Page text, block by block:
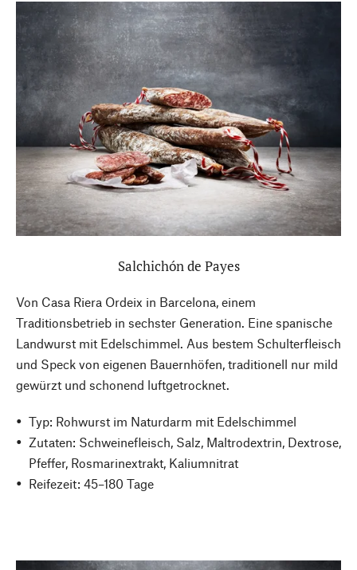
Salchichón de Payes
Von Casa Riera Ordeix in Barcelona, einem
Traditionsbetrieb in sechster Generation. Eine spanische
Landwurst mit Edelschimmel. Aus bestem Schulterfleisch
und Speck von eigenen Bauernhöfen, traditionell nur mild
gewürzt und schonend luftgetrocknet.
Typ: Rohwurst im Naturdarm mit Edelschimmel
Zutaten: Schweinefleisch, Salz, Maltrodextrin, Dextrose,
Pfeffer, Rosmarinextrakt, Kaliumnitrat
Reifezeit: 45–180 Tage